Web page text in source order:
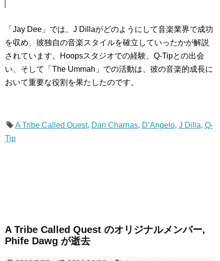
「Jay Dee」では、J Dillaがどのようにして音楽業界で成功
を収め、彼独自の音楽スタイルを確立していったかが解説
されています。Hoopsスタジオでの経験、Q-Tipとの出会
い、そして「The Ummah」での活動は、彼の音楽的成長に
おいて重要な役割を果たしたのです。
A Tribe Called Quest, Dan Charnas, D’Angelo, J Dilla, Q-
Tip
A Tribe Called Quest のオリジナルメンバー,
Phife Dawg が逝去